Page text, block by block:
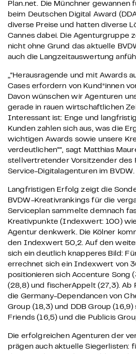
Plan.net. Die Münchner gewannen
beim Deutschen Digital Award
diverse Preise und hatten diverse
Cannes dabei. Die Agenturgruppe
nicht ohne Grund das aktuelle
auch die Langzeitauswertung
„“Herausragende und mit Awards
Cases erfordern von Kund*innen
Davon wünschen wir Agenturen
gerade in rauen wirtschaftlichen
Interessant ist: Enge und
Kunden zahlen sich aus, was die
wichtigen Awards sowie unsere
verdeutlichen““, sagt Matthias
stellvertretender Vorsitzender des
Service-Digitalagenturen im BVDW.
Langfristigen Erfolg zeigt die
BVDW-Kreativrankings für die
Serviceplan sammelte demnach
Kreativpunkte (Indexwert: 100)
Agentur denkwerk. Die Kölner
den Indexwert 50,2. Auf den
sich ein deutlich knapperes Bild:
errechnet sich ein Indexwert von
positionieren sich Accenture Song
(28,8) und fischerAppelt (27,3). Ab
die Germany-Dependancen von
Group (18,3) und DDB Group
Friends (16,5) und die Publicis
Die erfolgreichen Agenturen der
prägen auch aktuelle Siegerlisten: